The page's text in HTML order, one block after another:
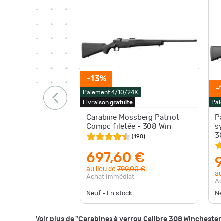
-13%
Paiement 4/10/24X
Livraison gratuite
Carabine Mossberg Patriot
Compo filetée - 308 Win
(190)
697,60 €
au lieu de 799,00 €
Achat Immédiat
Neuf - En stock
-
Voir plus de "Carabines à verrou Calibre 308